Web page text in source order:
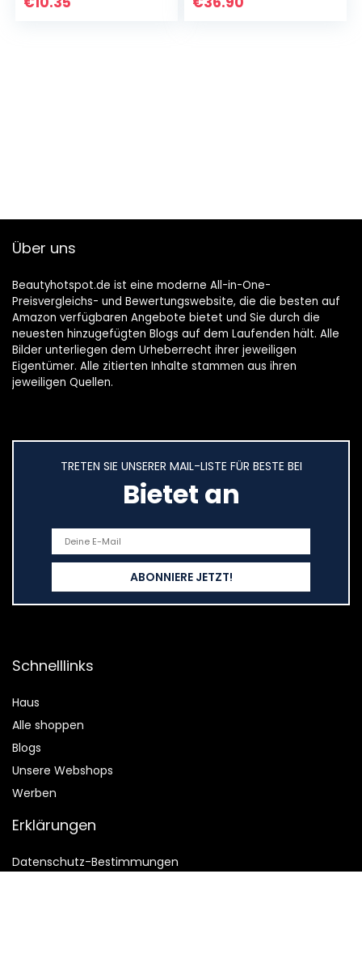
Über uns
Beautyhotspot.de ist eine moderne All-in-One-
Preisvergleichs- und Bewertungswebsite, die die besten auf
Amazon verfügbaren Angebote bietet und Sie durch die
neuesten hinzugefügten Blogs auf dem Laufenden hält. Alle
Bilder unterliegen dem Urheberrecht ihrer jeweiligen
Eigentümer. Alle zitierten Inhalte stammen aus ihren
jeweiligen Quellen.
TRETEN SIE UNSERER MAIL-LISTE FÜR BESTE BEI
Bietet an
Schnelllinks
Haus
Alle shoppen
Blogs
Unsere Webshops
Werben
Erklärungen
Datenschutz-Bestimmungen